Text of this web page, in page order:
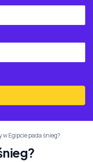
w Egipcie pada śnieg?